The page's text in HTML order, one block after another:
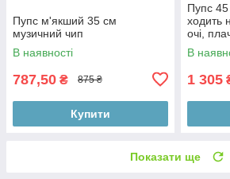
Пупс м'якший 35 см
музичний чип
В наявності
787,50 ₴ 875 ₴
Купити
Пупс
ходить
очі,
В
1 305
Показати ще